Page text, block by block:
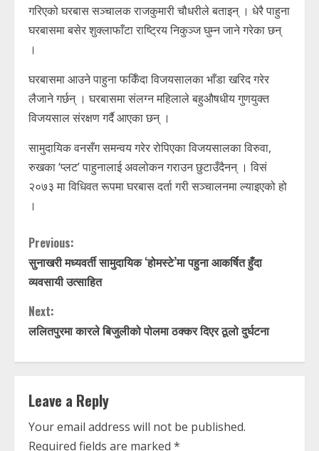
गरिएको घरबास सञ्चालक राजकुमारी चौधरीले बताइन् । धेरै पाहुना
घरबासमा बसेर शुक्लाफाँटा राष्ट्रिय निकुञ्ज घुम्न जाने गरेका छन्
।
घरबासमा आउने पाहुना फर्किँदा विजयसालका भाँडा खरिद गरेर
लैजाने गर्छन् । घरबासमा संलग्न महिलाले बहुऔषधीय गुणयुक्त
विजयसाल संरक्षण गर्दै आएका छन् ।
सामुदायिक वनसँग समन्वय गरेर रोपिएका विजयसालका विरुवा,
रुखका ‘प्लट’ पाहुनालाई अवलोकन गराउन छुटाउँदैनन् । विसं
२०७३ मा विधिवत रूपमा घरबास दर्ता गरी सञ्चालनमा ल्याइएको हो
।
C
o
n
t
i
n
u
Previous:
सुनाखरी मध्यवर्ती सामुदायिक ‘होमस्टे’मा पहुना आकर्षित हुँदा
व्यवसायी उत्साहित
Next:
ललितपुरमा कारले बिजुलीको पोलमा ठक्कर दिएर ठूलो दुर्घटना
Leave a Reply
Your email address will not be published.
Required fields are marked *